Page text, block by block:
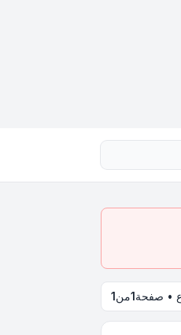
1من1